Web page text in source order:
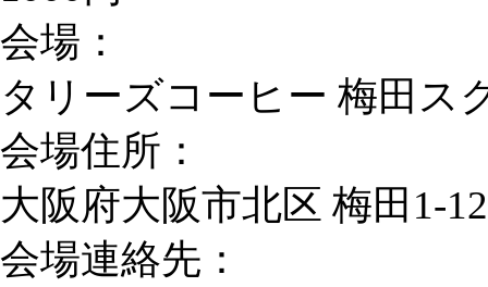
会場：
タリーズコーヒー 梅田ス
会場住所：
大阪府大阪市北区 梅田1-
会場連絡先：